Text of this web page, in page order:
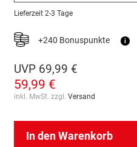
Lieferzeit 2-3 Tage
+240 Bonuspunkte i
UVP 69,99 €
59,99 €
inkl. MwSt. zzgl. Versand
In den Warenkorb